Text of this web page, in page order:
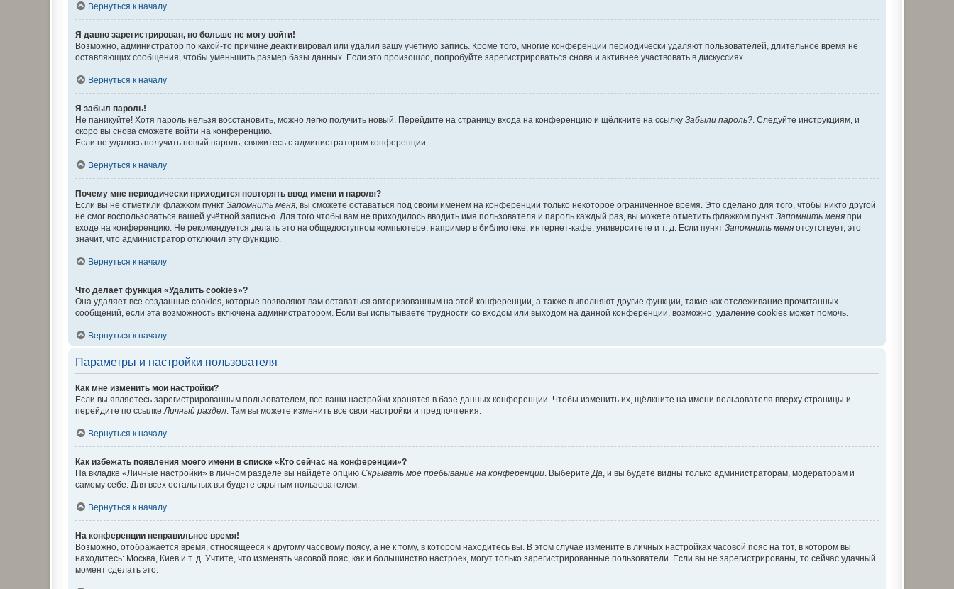
Вернуться к началу
Я давно зарегистрирован, но больше не могу войти!
Возможно, администратор по какой-то причине деактивировал или удалил вашу учётную запись. Кроме того, многие конференции периодически удаляют пользователей, длительное время не
оставляющих сообщения, чтобы уменьшить размер базы данных. Если это произошло, попробуйте зарегистрироваться снова и активнее участвовать в дискуссиях.
Вернуться к началу
Я забыл пароль!
Не паникуйте! Хотя пароль нельзя восстановить, можно легко получить новый. Перейдите на страницу входа на конференцию и щёлкните на ссылку Забыли пароль? . Следуйте инструкциям, и
скоро вы снова сможете войти на конференцию.
Если не удалось получить новый пароль, свяжитесь с администратором конференции.
Вернуться к началу
Почему мне периодически приходится повторять ввод имени и пароля?
Если вы не отметили флажком пункт Запомнить меня , вы сможете оставаться под своим именем на конференции только некоторое ограниченное время. Это сделано для того, чтобы никто другой
не смог воспользоваться вашей учётной записью. Для того чтобы вам не приходилось вводить имя пользователя и пароль каждый раз, вы можете отметить флажком пункт Запомнить меня при
входе на конференцию. Не рекомендуется делать это на общедоступном компьютере, например в библиотеке, интернет-кафе, университете и т. д. Если пункт Запомнить меня отсутствует, это
значит, что администратор отключил эту функцию.
Вернуться к началу
Что делает функция «Удалить cookies»?
Она удаляет все созданные cookies, которые позволяют вам оставаться авторизованным на этой конференции, а также выполняют другие функции, такие как отслеживание прочитанных
сообщений, если эта возможность включена администратором. Если вы испытываете трудности со входом или выходом на данной конференции, возможно, удаление cookies может помочь.
Вернуться к началу
Параметры и настройки пользователя
Как мне изменить мои настройки?
Если вы являетесь зарегистрированным пользователем, все ваши настройки хранятся в базе данных конференции. Чтобы изменить их, щёлкните на имени пользователя вверху страницы и
перейдите по ссылке Личный раздел . Там вы можете изменить все свои настройки и предпочтения.
Вернуться к началу
Как избежать появления моего имени в списке «Кто сейчас на конференции»?
На вкладке «Личные настройки» в личном разделе вы найдёте опцию Скрывать моё пребывание на конференции . Выберите Да , и вы будете видны только администраторам, модераторам и
самому себе. Для всех остальных вы будете скрытым пользователем.
Вернуться к началу
На конференции неправильное время!
Возможно, отображается время, относящееся к другому часовому поясу, а не к тому, в котором находитесь вы. В этом случае измените в личных настройках часовой пояс на тот, в котором вы
находитесь: Москва, Киев и т. д. Учтите, что изменять часовой пояс, как и большинство настроек, могут только зарегистрированные пользователи. Если вы не зарегистрированы, то сейчас удачный
момент сделать это.